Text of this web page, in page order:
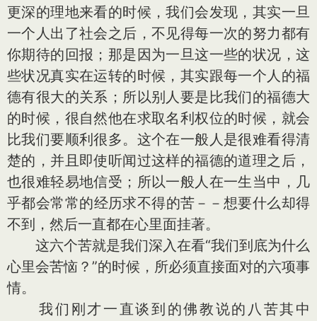
更深的理地来看的时候，我们会发现，其实一旦
一个人出了社会之后，不见得每一次的努力都有
你期待的回报；那是因为一旦这一些的状况，这
些状况真实在运转的时候，其实跟每一个人的福
德有很大的关系；所以别人要是比我们的福德大
的时候，很自然他在求取名利权位的时候，就会
比我们要顺利很多。这个在一般人是很难看得清
楚的，并且即使听闻过这样的福德的道理之后，
也很难轻易地信受；所以一般人在一生当中，几
乎都会常常的经历求不得的苦－－想要什么却得
不到，然后一直都在心里面挂著。
这六个苦就是我们深入在看“我们到底为什么
心里会苦恼？”的时候，所必须直接面对的六项事
情。
我们刚才一直谈到的佛教说的八苦其中